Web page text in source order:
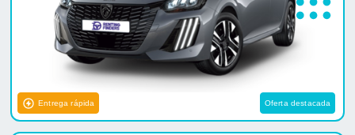
Entrega rápida Oferta destacada